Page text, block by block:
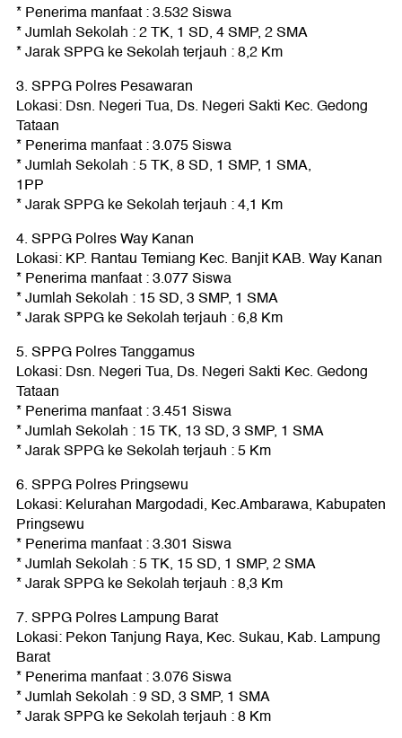
* Penerima manfaat : 3.532 Siswa
* Jumlah Sekolah : 2 TK, 1 SD, 4 SMP, 2 SMA
* Jarak SPPG ke Sekolah terjauh : 8,2 Km
3. SPPG Polres Pesawaran
Lokasi: Dsn. Negeri Tua, Ds. Negeri Sakti Kec. Gedong
Tataan
* Penerima manfaat : 3.075 Siswa
* Jumlah Sekolah : 5 TK, 8 SD, 1 SMP, 1 SMA,
1PP
* Jarak SPPG ke Sekolah terjauh : 4,1 Km
4. SPPG Polres Way Kanan
Lokasi: KP. Rantau Temiang Kec. Banjit KAB. Way Kanan
* Penerima manfaat : 3.077 Siswa
* Jumlah Sekolah : 15 SD, 3 SMP, 1 SMA
* Jarak SPPG ke Sekolah terjauh : 6,8 Km
5. SPPG Polres Tanggamus
Lokasi: Dsn. Negeri Tua, Ds. Negeri Sakti Kec. Gedong
Tataan
* Penerima manfaat : 3.451 Siswa
* Jumlah Sekolah : 15 TK, 13 SD, 3 SMP, 1 SMA
* Jarak SPPG ke Sekolah terjauh : 5 Km
6. SPPG Polres Pringsewu
Lokasi: Kelurahan Margodadi, Kec.Ambarawa, Kabupaten
Pringsewu
* Penerima manfaat : 3.301 Siswa
* Jumlah Sekolah : 5 TK, 15 SD, 1 SMP, 2 SMA
* Jarak SPPG ke Sekolah terjauh : 8,3 Km
7. SPPG Polres Lampung Barat
Lokasi: Pekon Tanjung Raya, Kec. Sukau, Kab. Lampung
Barat
* Penerima manfaat : 3.076 Siswa
* Jumlah Sekolah : 9 SD, 3 SMP, 1 SMA
* Jarak SPPG ke Sekolah terjauh : 8 Km